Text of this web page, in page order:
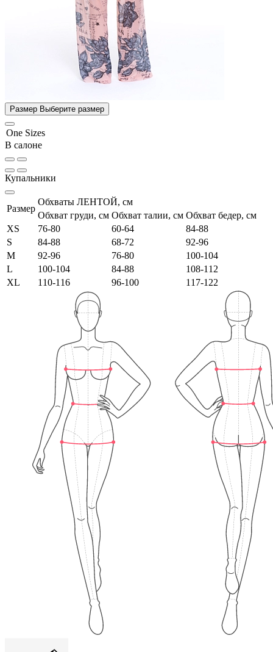
Размер Выберите размер
One Sizes
В салоне
Купальники
Размер
Обхваты ЛЕНТОЙ, см
Обхват груди, см Обхват талии, см Обхват бедер, см
XS
76-80 60-64
84-88
S
84-88 68-72
92-96
M
92-96 76-80
100-104
L
100-104 84-88
108-112
XL
110-116 96-100 117-122